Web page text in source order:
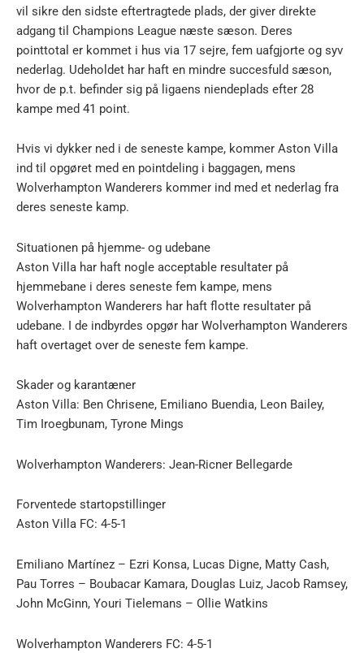
vil sikre den sidste eftertragtede plads, der giver direkte
adgang til Champions League næste sæson. Deres
pointtotal er kommet i hus via 17 sejre, fem uafgjorte og syv
nederlag. Udeholdet har haft en mindre succesfuld sæson,
hvor de p.t. befinder sig på ligaens niendeplads efter 28
kampe med 41 point.
Hvis vi dykker ned i de seneste kampe, kommer Aston Villa
ind til opgøret med en pointdeling i baggagen, mens
Wolverhampton Wanderers kommer ind med et nederlag fra
deres seneste kamp.
Situationen på hjemme- og udebane
Aston Villa har haft nogle acceptable resultater på
hjemmebane i deres seneste fem kampe, mens
Wolverhampton Wanderers har haft flotte resultater på
udebane. I de indbyrdes opgør har Wolverhampton Wanderers
haft overtaget over de seneste fem kampe.
Skader og karantæner
Aston Villa: Ben Chrisene, Emiliano Buendia, Leon Bailey,
Tim Iroegbunam, Tyrone Mings
Wolverhampton Wanderers: Jean-Ricner Bellegarde
Forventede startopstillinger
Aston Villa FC: 4-5-1
Emiliano Martínez – Ezri Konsa, Lucas Digne, Matty Cash,
Pau Torres – Boubacar Kamara, Douglas Luiz, Jacob Ramsey,
John McGinn, Youri Tielemans – Ollie Watkins
Wolverhampton Wanderers FC: 4-5-1